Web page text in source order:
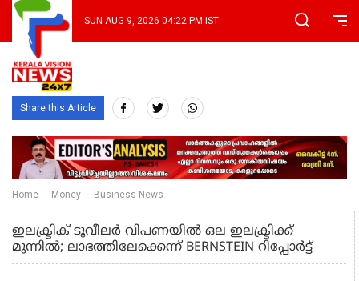
SUN AUG 9, 2026 04:22 PM IST
Share this Article
Home Money Business News
ഇലക്ട്രിക് ടൂവീലർ വിപണയിൽ ഒല ഇലക്ട്രിക്ക്
മുന്നിൽ; ലാഭത്തിലേക്കെന്ന് BERNSTEIN റിപ്പോർട്ട്